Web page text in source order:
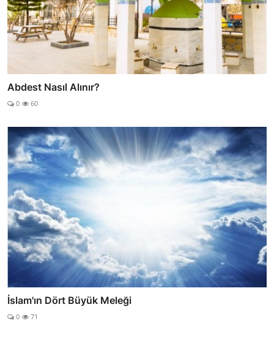
Abdest Nasıl Alınır?
0 60
İslam'ın Dört Büyük Meleği
0 71